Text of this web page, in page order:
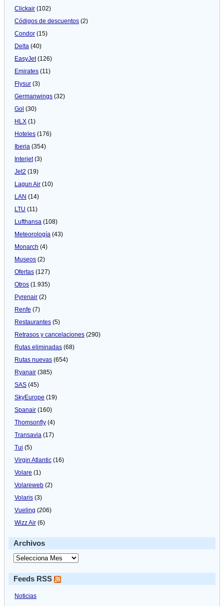
Clickair (102)
Códigos de descuentos (2)
Condor (15)
Delta (40)
EasyJet(126)
Emirates (11)
Flysur (3)
Germanwings (32)
Gol (30)
HLX (1)
Hoteles (176)
Iberia (354)
Interjet(3)
Jet2 (19)
Lagun Air (10)
LAN (14)
LTU (11)
Lufthansa (108)
Meteorologí­a (43)
Monarch (4)
Museos (2)
Ofertas (127)
Otros (1.935)
Pyrenair (2)
Renfe (7)
Restaurantes (5)
Retrasos y cancelaciones (290)
Rutas eliminadas (68)
Rutas nuevas (654)
Ryanair (385)
SAS (45)
SkyEurope (19)
Spanair (160)
Thomsonfly (4)
Transavia (17)
Tui (5)
Virgin Atlantic (16)
Volare (1)
Volareweb (2)
Volaris (3)
Vueling (206)
Wizz Air (6)
Archivos
Feeds RSS
Noticias